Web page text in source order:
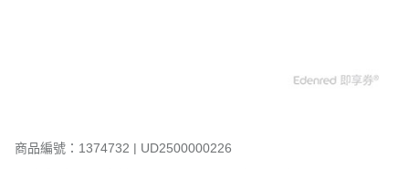
商品編號：1374732 | UD2500000226